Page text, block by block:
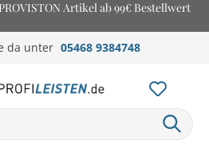
Artikel ab 99€ Bestellwert
da unter 05468 9384748